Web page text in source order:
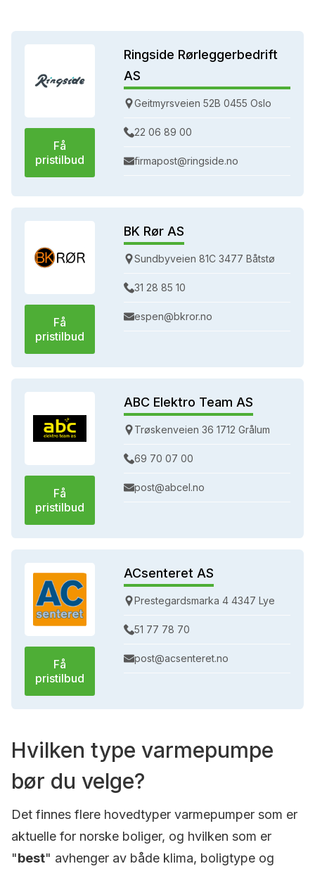
Få
pristilbud
Ringside Rørleggerbedrift
AS
Geitmyrsveien 52B 0455 Oslo
22 06 89 00
firmapost@ringside.no
Få
pristilbud
BK Rør AS
Sundbyveien 81C 3477 Båtstø
31 28 85 10
espen@bkror.no
Få
pristilbud
ABC Elektro Team AS
Trøskenveien 36 1712 Grålum
69 70 07 00
post@abcel.no
Få
pristilbud
ACsenteret AS
Prestegardsmarka 4 4347 Lye
51 77 78 70
post@acsenteret.no
Hvilken type varmepumpe
bør du velge?
Det finnes flere hovedtyper varmepumper som er
aktuelle for norske boliger, og hvilken som er
"best" avhenger av både klima, boligtype og